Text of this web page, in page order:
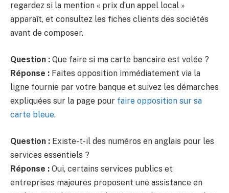
regardez si la mention « prix d’un appel local »
apparaît, et consultez les fiches clients des sociétés
avant de composer.
Question : Que faire si ma carte bancaire est volée ?
Réponse : Faites opposition immédiatement via la
ligne fournie par votre banque et suivez les démarches
expliquées sur la page pour faire opposition sur sa
carte bleue.
Question : Existe-t-il des numéros en anglais pour les
services essentiels ?
Réponse : Oui, certains services publics et
entreprises majeures proposent une assistance en